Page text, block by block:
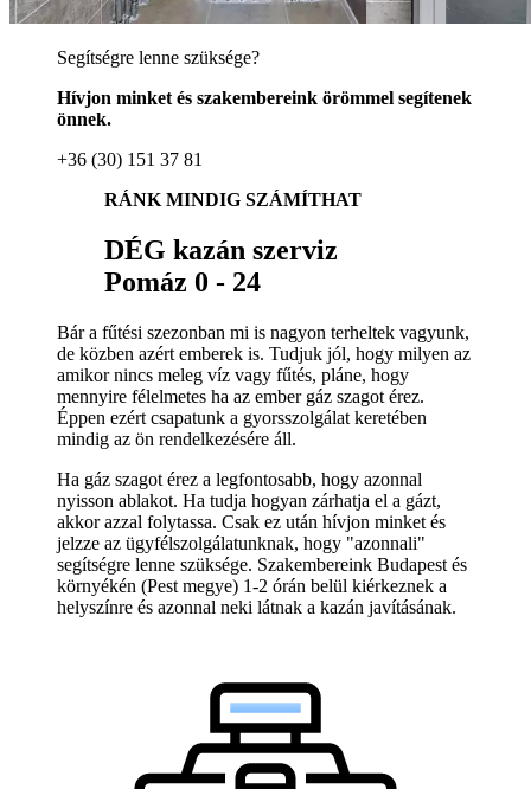
Segítségre lenne szüksége?
Hívjon minket és szakembereink örömmel segítenek
önnek.
+36 (30) 151 37 81
RÁNK MINDIG SZÁMÍTHAT
DÉG kazán szerviz
Pomáz 0 - 24
Bár a fűtési szezonban mi is nagyon terheltek vagyunk,
de közben azért emberek is. Tudjuk jól, hogy milyen az
amikor nincs meleg víz vagy fűtés, pláne, hogy
mennyire félelmetes ha az ember gáz szagot érez.
Éppen ezért csapatunk a gyorsszolgálat keretében
mindig az ön rendelkezésére áll.
Ha gáz szagot érez a legfontosabb, hogy azonnal
nyisson ablakot. Ha tudja hogyan zárhatja el a gázt,
akkor azzal folytassa. Csak ez után hívjon minket és
jelzze az ügyfélszolgálatunknak, hogy "azonnali"
segítségre lenne szüksége. Szakembereink Budapest és
környékén (Pest megye) 1-2 órán belül kiérkeznek a
helyszínre és azonnal neki látnak a kazán javításának.